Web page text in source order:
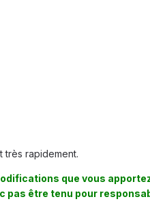
très rapidement.
que vous
pas être tenu pour